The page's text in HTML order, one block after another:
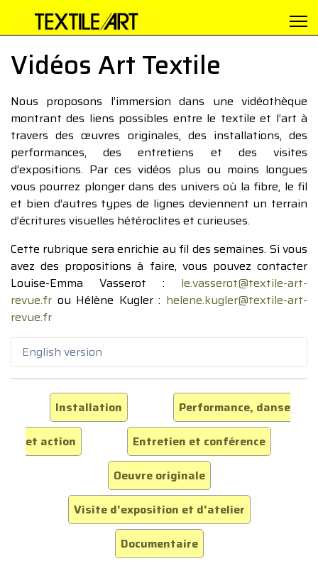
Vidéos Art Textile
Nous proposons l’immersion dans une vidéothèque
montrant des liens possibles entre le textile et l’art à
travers des œuvres originales, des installations, des
performances, des entretiens et des visites
d’expositions. Par ces vidéos plus ou moins longues
vous pourrez plonger dans des univers où la fibre, le fil
et bien d’autres types de lignes deviennent un terrain
d’écritures visuelles hétéroclites et curieuses.
Cette rubrique sera enrichie au fil des semaines. Si vous
avez des propositions à faire, vous pouvez contacter
Louise-Emma Vasserot : le.vasserot@textile-art-
revue.fr ou Hélène Kugler : helene.kugler@textile-art-
revue.fr
English version
Installation
Performance, danse
et action
Entretien et conférence
Oeuvre originale
Visite d'exposition et d'atelier
Documentaire